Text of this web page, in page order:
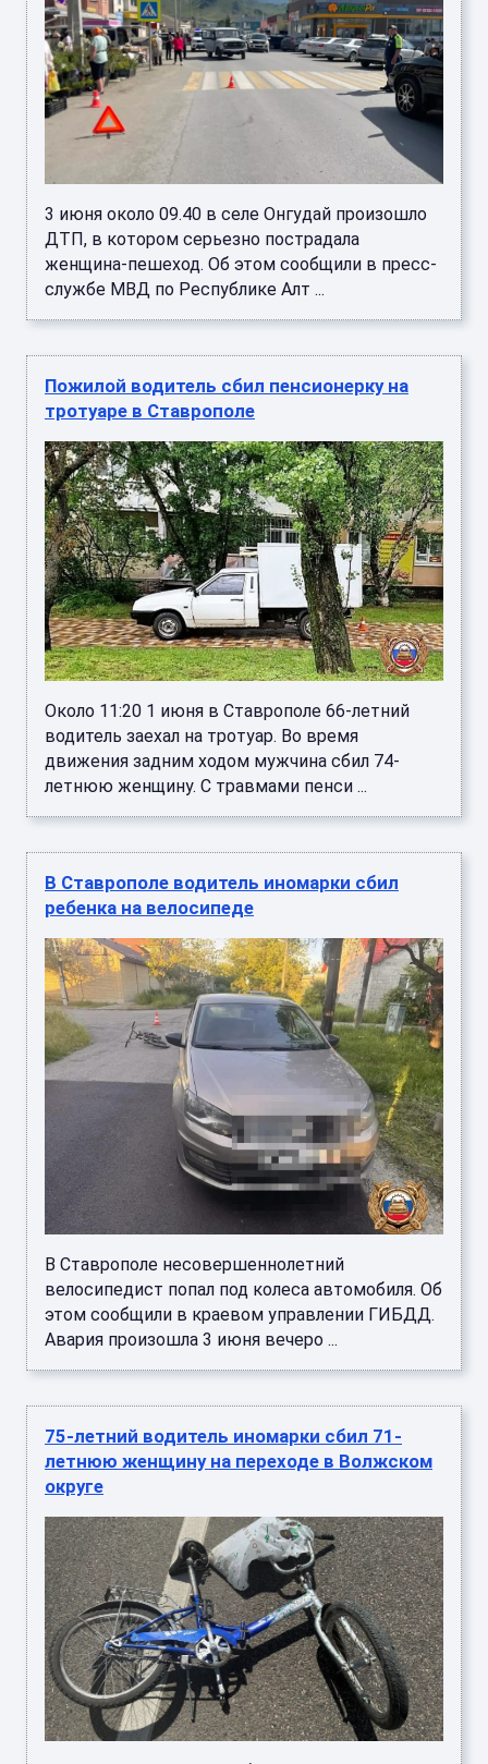
3 июня около 09.40 в селе Онгудай произошло
ДТП, в котором серьезно пострадала
женщина-пешеход. Об этом сообщили в пресс-
службе МВД по Республике Алт ...
Пожилой водитель сбил пенсионерку на
тротуаре в Ставрополе
Около 11:20 1 июня в Ставрополе 66-летний
водитель заехал на тротуар. Во время
движения задним ходом мужчина сбил 74-
летнюю женщину. С травмами пенси ...
В Ставрополе водитель иномарки сбил
ребенка на велосипеде
В Ставрополе несовершеннолетний
велосипедист попал под колеса автомобиля. Об
этом сообщили в краевом управлении ГИБДД.
Авария произошла 3 июня вечеро ...
75-летний водитель иномарки сбил 71-
летнюю женщину на переходе в Волжском
округе